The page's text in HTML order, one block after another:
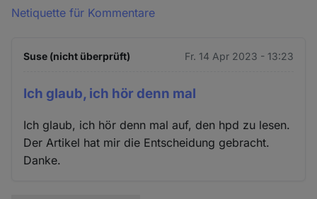
Netiquette für Kommentare
Suse (nicht überprüft) Fr. 14 Apr 2023 - 13:23
Ich glaub, ich hör denn mal
Ich glaub, ich hör denn mal auf, den hpd zu lesen.
Der Artikel hat mir die Entscheidung gebracht.
Danke.